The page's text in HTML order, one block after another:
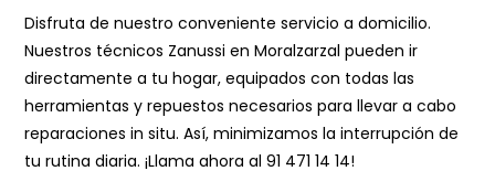
Disfruta de nuestro conveniente servicio a domicilio.
Nuestros técnicos Zanussi en Moralzarzal pueden ir
directamente a tu hogar, equipados con todas las
herramientas y repuestos necesarios para llevar a cabo
reparaciones in situ. Así, minimizamos la interrupción de
tu rutina diaria. ¡Llama ahora al91 471 14 14!